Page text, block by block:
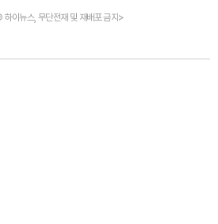
이뉴스, 무단전재 및 재배포 금지>